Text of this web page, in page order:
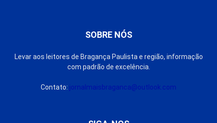
SOBRE NÓS
Levar aos leitores de Bragança Paulista e região, informação
com padrão de excelência.
Contato: jornalmaisbraganca@outlook.com